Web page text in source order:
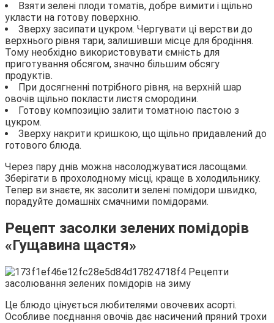
Взяти зелені плоди томатів, добре вимити і щільно
укласти на готову поверхню.
Зверху засипати цукром. Чергувати ці верстви до
верхнього рівня тари, залишивши місце для бродіння.
Тому необхідно використовувати ємність для
приготування обсягом, значно більшим обсягу
продуктів.
При досягненні потрібного рівня, на верхній шар
овочів щільно покласти листя смородини.
Готову композицію залити томатною пастою з
цукром.
Зверху накрити кришкою, що щільно придавлений до
готового блюда.
Через пару днів можна насолоджуватися ласощами.
Зберігати в прохолодному місці, краще в холодильнику.
Тепер ви знаєте, як засолити зелені помідори швидко,
порадуйте домашніх смачними помідорами.
Рецепт засолки зелених помідорів
«Гущавина щастя»
Це блюдо цінується любителями овочевих асорті.
Особливе поєднання овочів дає насичений пряний трохи